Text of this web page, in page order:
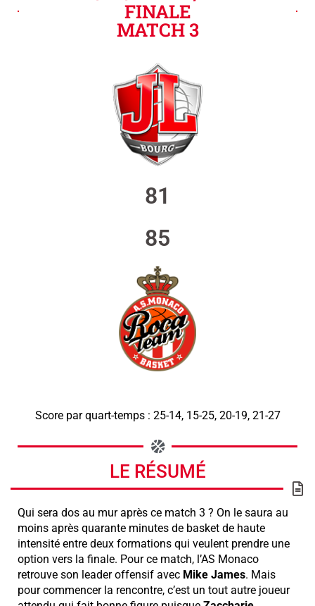
FINALE
MATCH 3
81
85
Score par quart-temps : 25-14, 15-25, 20-19, 21-27
LE RÉSUMÉ
Qui sera dos au mur après ce match 3 ? On le saura au
moins après quarante minutes de basket de haute
intensité entre deux formations qui veulent prendre une
option vers la finale. Pour ce match, l’AS Monaco
retrouve son leader offensif avec Mike James. Mais
pour commencer la rencontre, c’est un tout autre joueur